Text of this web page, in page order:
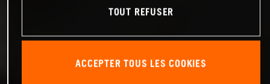
TOUT REFUSER
ACCEPTER TOUS LES COOKIES